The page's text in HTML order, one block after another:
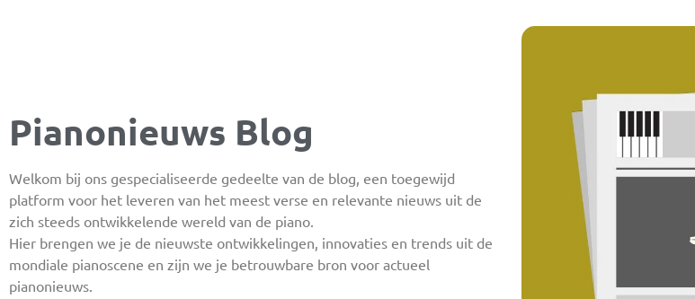
Pianonieuws Blog
Welkom bij ons gespecialiseerde gedeelte van de blog, een toegewijd
platform voor het leveren van het meest verse en relevante nieuws uit de
zich steeds ontwikkelende wereld van de piano.
Hier brengen we je de nieuwste ontwikkelingen, innovaties en trends uit de
mondiale pianoscene en zijn we je betrouwbare bron voor actueel
pianonieuws.